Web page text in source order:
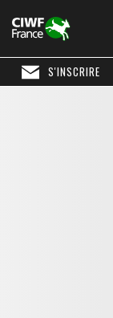
S'INSCRIRE